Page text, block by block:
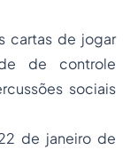
cartas de jogar
de controle
sociais
de janeiro de